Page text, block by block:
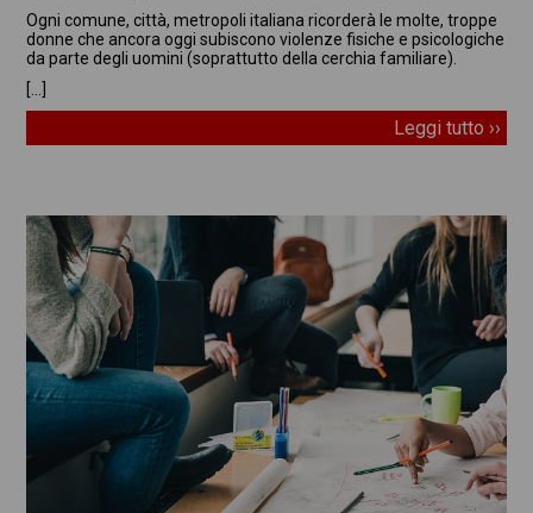
Ogni comune, città, metropoli italiana ricorderà le molte, troppe
donne che ancora oggi subiscono violenze fisiche e psicologiche
da parte degli uomini (soprattutto della cerchia familiare).
Leggi tutto ››